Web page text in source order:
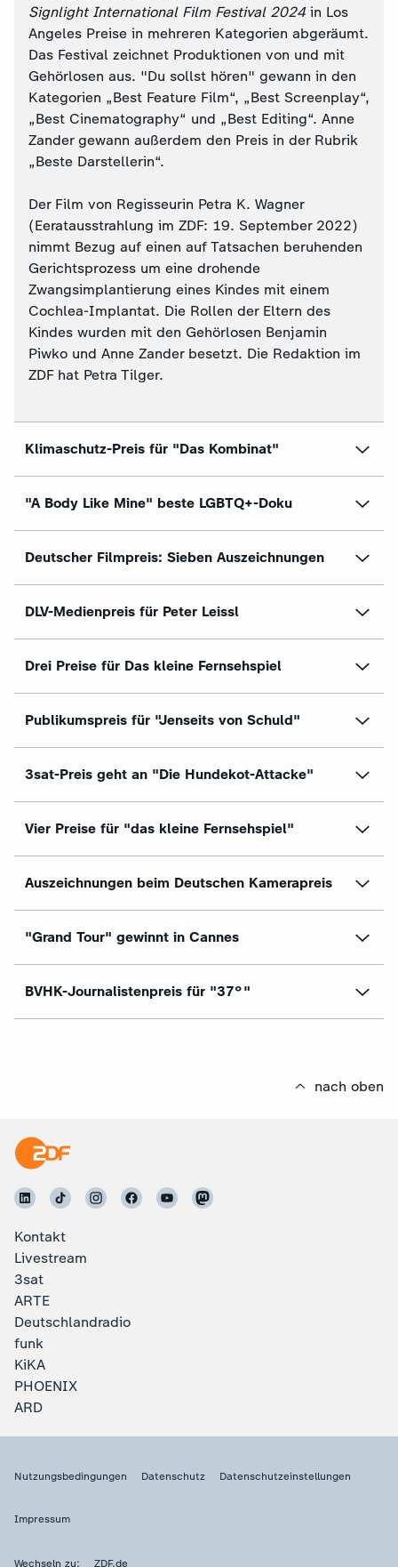
Signlight International Film Festival 2024 in Los
Angeles Preise in mehreren Kategorien abgeräumt.
Das Festival zeichnet Produktionen von und mit
Gehörlosen aus. "Du sollst hören" gewann in den
Kategorien „Best Feature Film“, „Best Screenplay“,
„Best Cinematography“ und „Best Editing“. Anne
Zander gewann außerdem den Preis in der Rubrik
„Beste Darstellerin“.
Der Film von Regisseurin Petra K. Wagner
(Eeratausstrahlung im ZDF: 19. September 2022)
nimmt Bezug auf einen auf Tatsachen beruhenden
Gerichtsprozess um eine drohende
Zwangsimplantierung eines Kindes mit einem
Cochlea-Implantat. Die Rollen der Eltern des
Kindes wurden mit den Gehörlosen Benjamin
Piwko und Anne Zander besetzt. Die Redaktion im
ZDF hat Petra Tilger.
Klimaschutz-Preis für "Das Kombinat"
"A Body Like Mine" beste LGBTQ+-Doku
Deutscher Filmpreis: Sieben Auszeichnungen
DLV-Medienpreis für Peter Leissl
Drei Preise für Das kleine Fernsehspiel
Publikumspreis für "Jenseits von Schuld"
3sat-Preis geht an "Die Hundekot-Attacke"
Vier Preise für "das kleine Fernsehspiel"
Auszeichnungen beim Deutschen Kamerapreis
"Grand Tour" gewinnt in Cannes
BVHK-Journalistenpreis für "37°"
nach oben
Kontakt
Livestream
3sat
ARTE
Deutschlandradio
funk
KiKA
PHOENIX
ARD
Nutzungsbedingungen Datenschutz Datenschutzeinstellungen
Impressum
Wechseln zu: ZDF.de